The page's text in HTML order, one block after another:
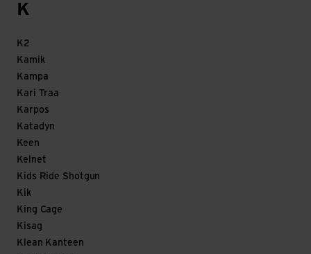
K
K2
Kamik
Kampa
Kari Traa
Karpos
Katadyn
Keen
Kelnet
Kids Ride Shotgun
Kik
King Cage
Kisag
Klean Kanteen